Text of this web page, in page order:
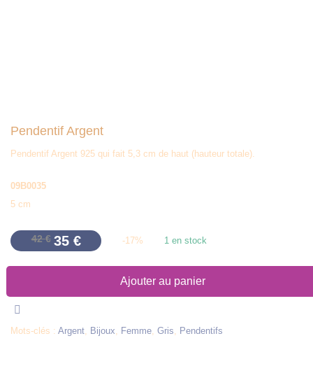
Pendentif Argent
Pendentif Argent 925 qui fait 5,3 cm de haut (hauteur totale).
09B0035
5 cm
42€ Le
prix
était :
35 €Le
prix
est :
-17% 1 en stock
Ajouter au panier
Mots-clés : Argent, Bijoux, Femme, Gris, Pendentifs